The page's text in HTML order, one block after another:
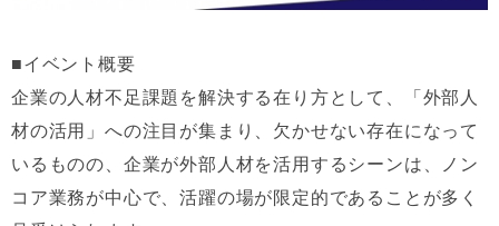
■イベント概要
企業の人材不足課題を解決する在り方として、「外部人
材の活用」への注目が集まり、欠かせない存在になって
いるものの、企業が外部人材を活用するシーンは、ノン
コア業務が中心で、活躍の場が限定的であることが多く